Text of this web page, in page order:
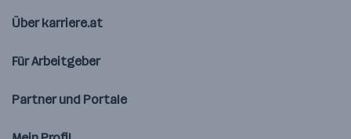
Über karriere.at
Für Arbeitgeber
Partner und Portale